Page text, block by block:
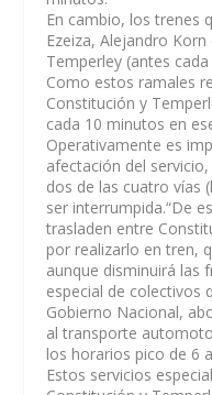
En cambio, los trenes
Ezeiza, Alejandro
Temperley (antes
Como estos ramales
Constitución y
cada 10 minutos en
Operativamente es
afectación del
dos de las cuatro vías
ser interrumpida.“De
trasladen entre
por realizarlo en tren,
aunque disminuirá las
especial de colectivos
Gobierno Nacional,
al transporte
los horarios pico de 6
Estos servicios